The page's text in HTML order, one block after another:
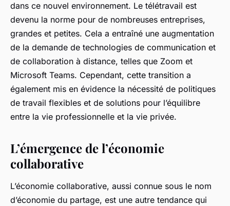
dans ce nouvel environnement. Le télétravail est
devenu la norme pour de nombreuses entreprises,
grandes et petites. Cela a entraîné une augmentation
de la demande de technologies de communication et
de collaboration à distance, telles que Zoom et
Microsoft Teams. Cependant, cette transition a
également mis en évidence la nécessité de politiques
de travail flexibles et de solutions pour l’équilibre
entre la vie professionnelle et la vie privée.
L’émergence de l’économie
collaborative
L’économie collaborative, aussi connue sous le nom
d’économie du partage, est une autre tendance qui